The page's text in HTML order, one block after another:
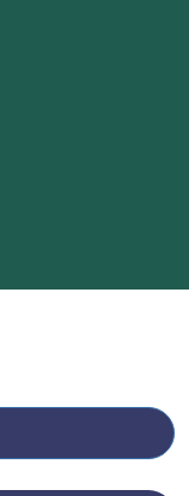
webbplats.